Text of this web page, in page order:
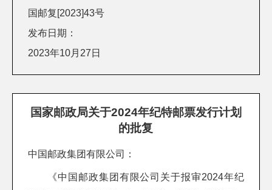
国邮复[2023]43号
发布日期：
2023年10月27日
国家邮政局关于2024年纪特邮票发行计划
的批复
中国邮政集团有限公司：
《中国邮政集团有限公司关于报审2024年纪